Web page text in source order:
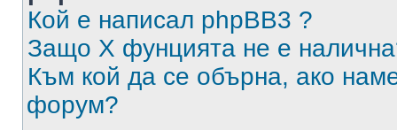
Кой е написал phpBB3 ?
Защо X фунцията не е
Към кой да се обърна, ако
форум?